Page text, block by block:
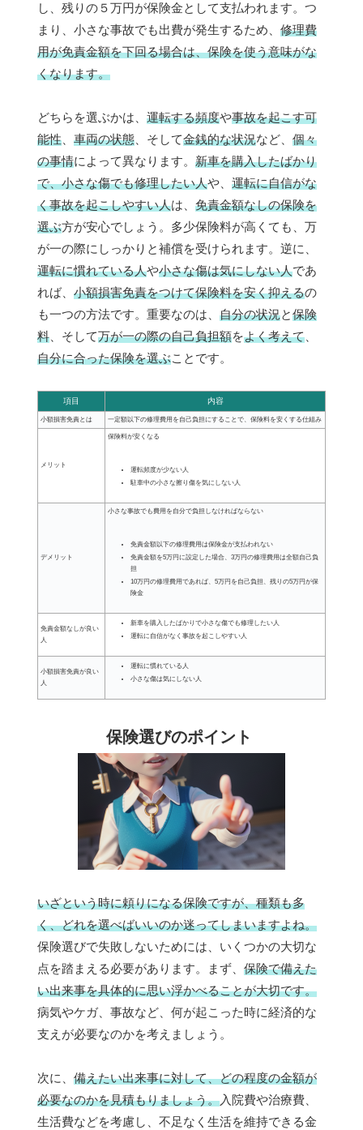
し、残りの５万円が保険金として支払われます。つ
まり、小さな事故でも出費が発生するため、 修理費
用が免責金額を下回る場合は、保険を使う意味がな
くなります。
どちらを選ぶかは、 運転する頻度や事故を起こす可
能性
車両の状態 、そして金銭的な状況など、 個々
の事情によって異なります。 新車を購入したばかり
で、小さな傷でも修理したい人や、 運転に自信がな
く事故を起こしやすい人は、 免責金額なしの保険を
選ぶ方が安心でしょう。多少保険料が高くても、万
が一の際にしっかりと補償を受けられます。逆に、
運転に慣れている人や小さな傷は気にしない人であ
れば、 小額損害免責をつけて保険料を安く抑えるの
も一つの方法です。重要なのは、 自分の状況と保険
料 、そして万が一の際の自己負担額をよく考えて
自分に合った保険を選ぶことです。
項目 内容
小額損害免責とは 一定額以下の修理費用を自己負担にすることで、保険料を安くする仕組み
メリット
保険料が安くなる
運転頻度が少ない人
駐車中の小さな擦り傷を気にしない人
デメリット
小さな事故でも費用を自分で負担しなければならない
免責金額以下の修理費用は保険金が支払われない
免責金額を5万円に設定した場合、3万円の修理費用は全額自己負
担
10万円の修理費用であれば、5万円を自己負担、残りの5万円が保
険金
免責金額なしが良い
人
新車を購入したばかりで小さな傷でも修理したい人
運転に自信がなく事故を起こしやすい人
小額損害免責が良い
人
運転に慣れている人
小さな傷は気にしない人
保険選びのポイント
いざという時に頼りになる保険ですが、種類も多
く、どれを選べばいいのか迷ってしまいますよね。
保険選びで失敗しないためには、いくつかの大切な
点を踏まえる必要があります。まず、 保険で備えた
い出来事を具体的に思い浮かべることが大切です。
病気やケガ、事故など、何が起こった時に経済的な
支えが必要なのかを考えましょう。
次に、 備えたい出来事に対して、どの程度の金額が
必要なのかを見積もりましょう。入院費や治療費、
生活費などを考慮し、不足なく生活を維持できる金